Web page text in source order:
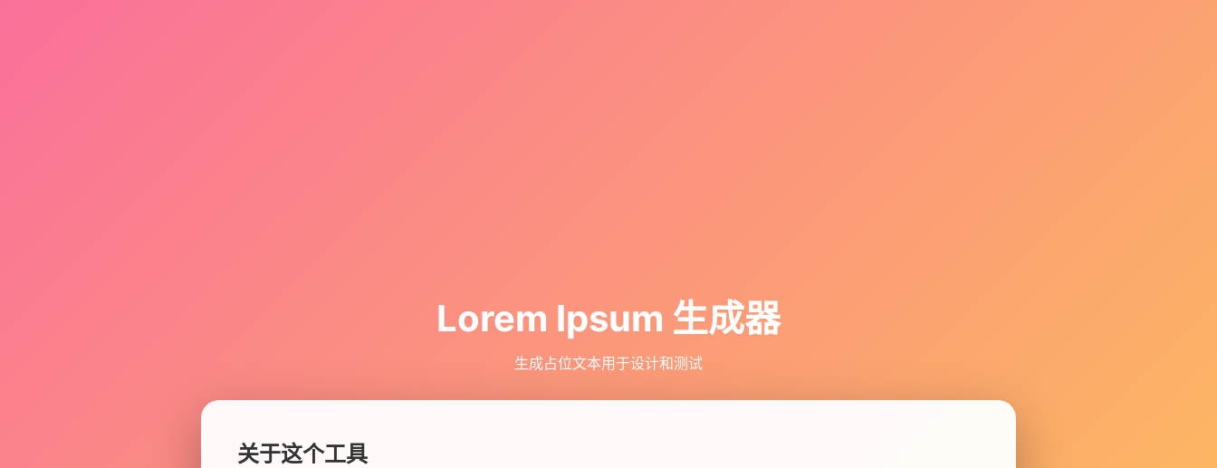
Lorem Ipsum 生成器
生成占位文本用于设计和测试
关于这个工具